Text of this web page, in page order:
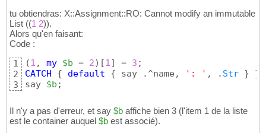
tu obtiendras: X::Assignment::RO: Cannot modify an immutable
List ((1 2)).
Alors qu'en faisant:
Code :
1
2
3
(1 , my $b = 2) [1] = 3
CATCH
{ default { say .^name, ': ' , . Str } }
say $b ;
Il n'y a pas d'erreur, et say $b affiche bien 3 (l'item 1 de la liste
est le container auquel $b est associé).